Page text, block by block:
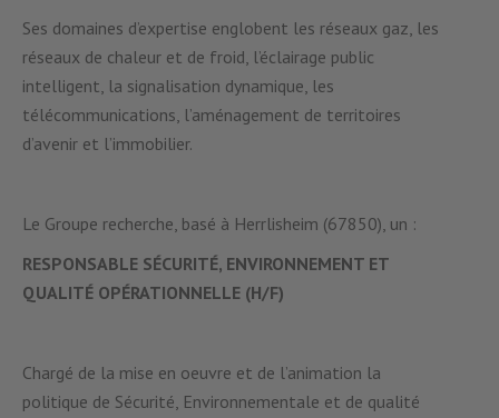
Ses domaines d’expertise englobent les réseaux gaz, les
réseaux de chaleur et de froid, l’éclairage public
intelligent, la signalisation dynamique, les
télécommunications, l’aménagement de territoires
d’avenir et l’immobilier.
Le Groupe recherche, basé à Herrlisheim (67850), un :
RESPONSABLE SÉCURITÉ, ENVIRONNEMENT ET
QUALITÉ OPÉRATIONNELLE (H/F)
Chargé de la mise en oeuvre et de l’animation la
politique de Sécurité, Environnementale et de qualité